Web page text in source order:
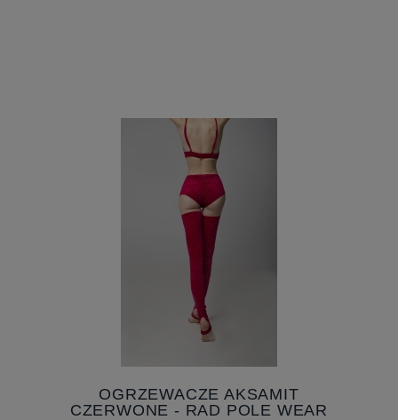
OGRZEWACZE AKSAMIT
CZERWONE - RAD POLE WEAR